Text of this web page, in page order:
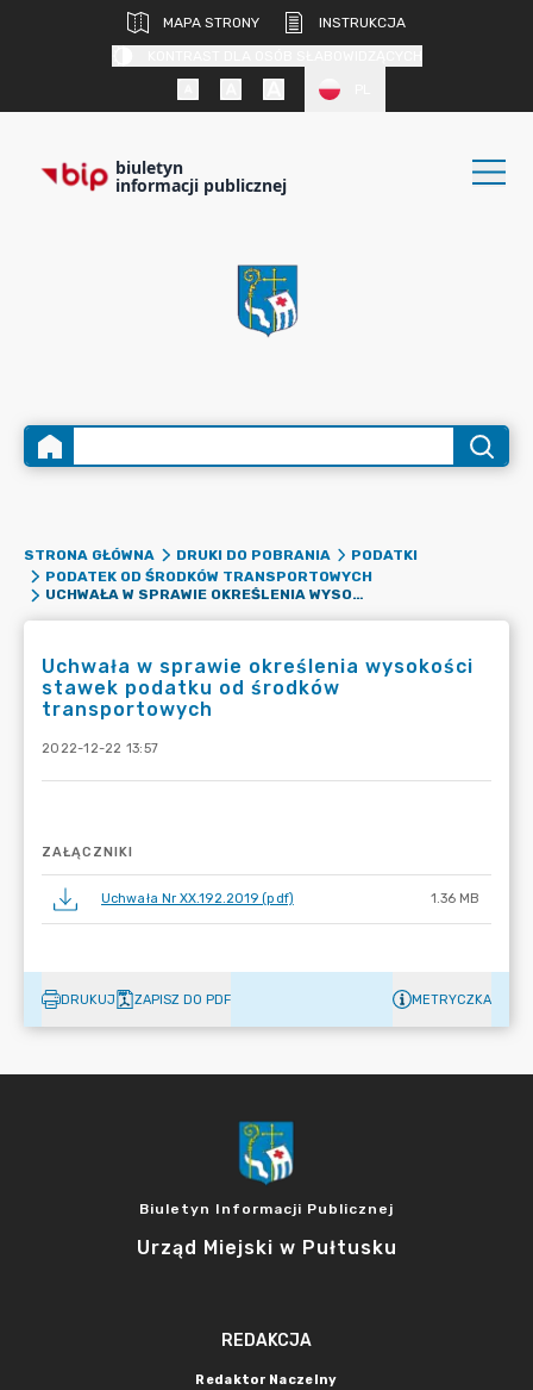
MAPA STRONY
INSTRUKCJA
biuletyn
informacji publicznej
STRONA GŁÓWNA DRUKI DO POBRANIA
PODATKI
PODATEK OD ŚRODKÓW TRANSPORTOWYCH
UCHWAŁA W SPRAWIE OKREŚLENIA WYSOKOŚCI STAWEK PODATKU OD ŚRODKÓW TRANSPORTOWYCH
Uchwała w sprawie określenia wysokości
stawek podatku od środków
transportowych
2022-12-22 13:57
ZAŁĄCZNIKI
Uchwała Nr XX.192.2019 (pdf) 1.36 MB
DRUKUJ ZAPISZ DO PDF METRYCZKA
Biuletyn Informacji Publicznej
Urząd Miejski w Pułtusku
REDAKCJA
Redaktor Naczelny